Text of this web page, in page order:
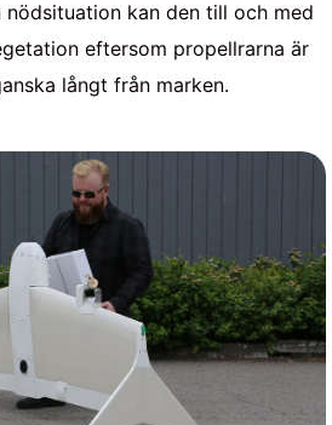
nödsituation kan den till och med
eftersom propellrarna är
långt från marken.